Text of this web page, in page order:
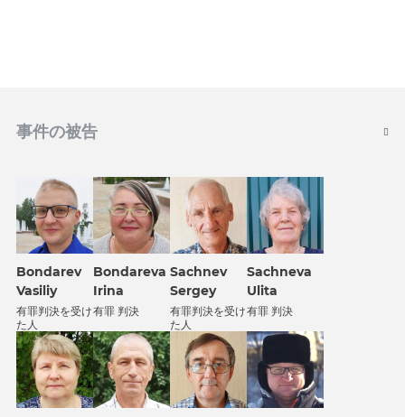
事件の被告
Bondarev
Vasiliy
有罪判決を受け
た人
Bondareva
Irina
有罪 判決
Sachnev
Sergey
有罪判決を受け
た人
Sachneva
Ulita
有罪 判決